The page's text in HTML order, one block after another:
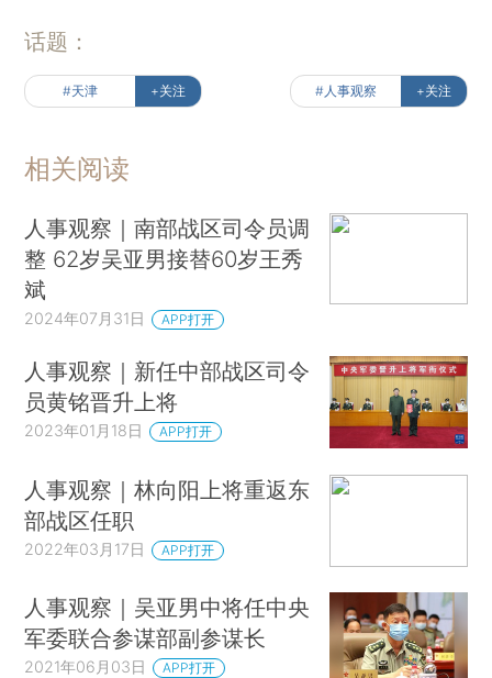
话题：
#天津 +关注 #人事观察 +关注
相关阅读
人事观察｜南部战区司令员调
整 62岁吴亚男接替60岁王秀
斌
2024年07月31日 APP打开
人事观察｜新任中部战区司令
员黄铭晋升上将
2023年01月18日 APP打开
人事观察｜林向阳上将重返东
部战区任职
2022年03月17日 APP打开
人事观察｜吴亚男中将任中央
军委联合参谋部副参谋长
2021年06月03日 APP打开